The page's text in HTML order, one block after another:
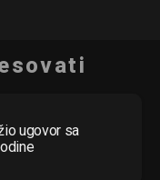
ugovor sa